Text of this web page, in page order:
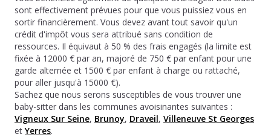
sont effectivement prévues pour que vous puissiez vous en
sortir financièrement. Vous devez avant tout savoir qu'un
crédit d'impôt vous sera attribué sans condition de
ressources. Il équivaut à 50 % des frais engagés (la limite est
fixée à 12000 € par an, majoré de 750 € par enfant pour une
garde alternée et 1500 € par enfant à charge ou rattaché,
pour aller jusqu'à 15000 €).
Sachez que nous serons susceptibles de vous trouver une
baby-sitter dans les communes avoisinantes suivantes :
Vigneux Sur Seine, Brunoy, Draveil, Villeneuve St Georges
etYerres.